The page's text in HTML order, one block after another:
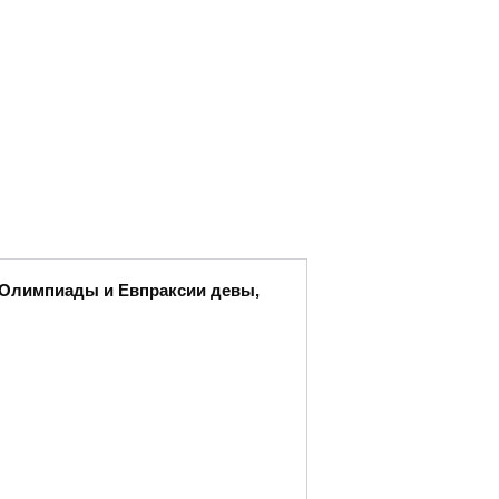
и Евпраксии девы,